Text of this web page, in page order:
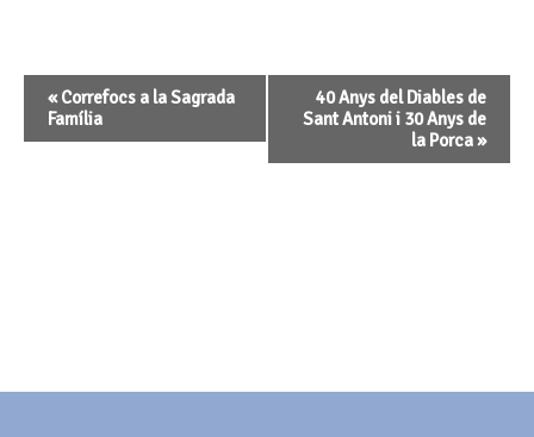
Navegació
d'Esdeveniment
«Correfocs a la Sagrada
Família
40 Anys del Diables de
Sant Antoni i 30 Anys de
la Porca»